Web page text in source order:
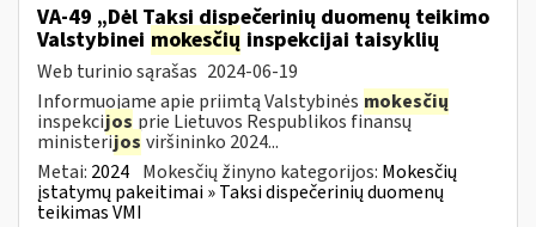
VA-49 „Dėl Taksi dispečerinių duomenų teikimo
Valstybinei mokesčių inspekcijai taisyklių
Web turinio sąrašas 2024-06-19
Informuojame apie priimtą Valstybinės mokesčių
inspekcijos prie Lietuvos Respublikos finansų
ministerijos viršininko 2024...
Metai: 2024 Mokesčių žinyno kategorijos: Mokesčių
įstatymų pakeitimai » Taksi dispečerinių duomenų
teikimas VMI